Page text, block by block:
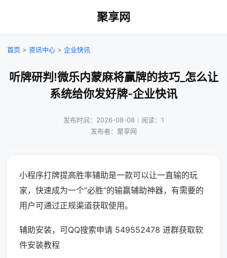
聚享网
首页 > 资讯中心 > 企业快讯
听牌研判!微乐内蒙麻将赢牌的技巧_怎么让
系统给你发好牌-企业快讯
发布时间：2026-08-08｜阅读：1
发布者：聚享网
小程序打牌提高胜率辅助是一款可以让一直输的玩
家，快速成为一个“必胜”的输赢辅助神器，有需要的
用户可通过正规渠道获取使用。
辅助安装，可QQ搜索申请 549552478 进群获取软
件安装教程